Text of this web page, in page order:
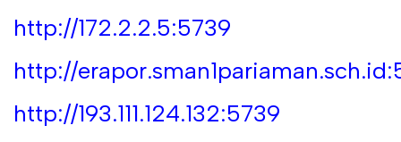
http://172.2.2.5:5739
http://
http://193.111.124.132:5739